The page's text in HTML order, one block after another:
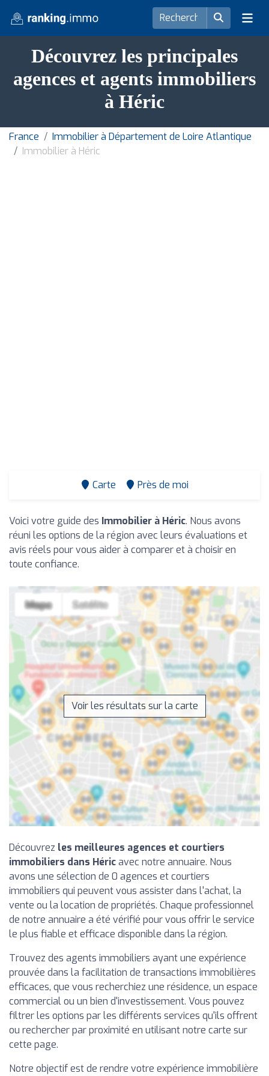
Découvrez les principales
agences et agents immobiliers
à Héric
France
Immobilier à Département de Loire Atlantique
Immobilier à Héric
Carte Près de moi
Voici votre guide des Immobilier à Héric. Nous avons
réuni les options de la région avec leurs évaluations et
avis réels pour vous aider à comparer et à choisir en
toute confiance.
Voir les résultats sur la carte
Découvrez les meilleures agences et courtiers
immobiliers dans Héricavec notre annuaire. Nous
avons une sélection de 0 agences et courtiers
immobiliers qui peuvent vous assister dans l'achat, la
vente ou la location de propriétés. Chaque professionnel
de notre annuaire a été vérifié pour vous offrir le service
le plus fiable et efficace disponible dans la région.
Trouvez des agents immobiliers ayant une expérience
prouvée dans la facilitation de transactions immobilières
efficaces, que vous recherchiez une résidence, un espace
commercial ou un bien d'investissement. Vous pouvez
filtrer les options par les différents services qu'ils offrent
ou rechercher par proximité en utilisant notre carte sur
cette page.
Notre objectif est de rendre votre expérience immobilière